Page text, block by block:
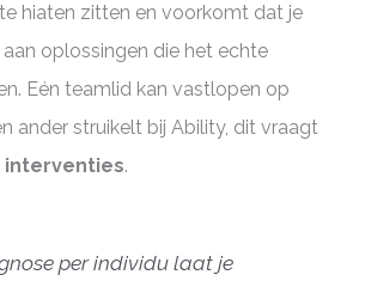
hiaten zitten en voorkomt dat je
oplossingen die het echte
Eén teamlid kan vastlopen op
ander struikelt bij Ability, dit vraagt
.
per individu laat je